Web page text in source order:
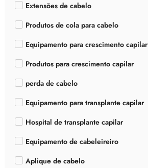
Extensões de cabelo
Produtos de cola para cabelo
Equipamento para crescimento capilar
Produtos para crescimento capilar
perda de cabelo
Equipamento para transplante capilar
Hospital de transplante capilar
Equipamento de cabeleireiro
Aplique de cabelo